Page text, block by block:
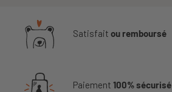
Satisfait ou remboursé
Paiement 100% sécurisé